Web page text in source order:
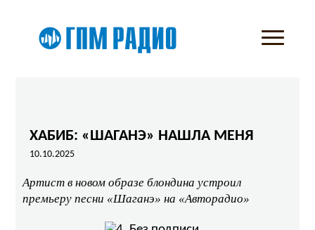
ХАБИБ: «ШАГАНЭ» НАШЛА МЕНЯ
10.10.2025
Артист в новом образе блондина устроил
премьеру песни «Шаганэ» на «Авторадио»